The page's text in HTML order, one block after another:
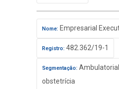
Nome: Empresarial
Registro: 482.362/19-1
Segmentação:
obstetrícia